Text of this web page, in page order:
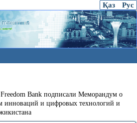
Қаз Рус
Bank подписали Меморандум о
инноваций и цифровых технологий и